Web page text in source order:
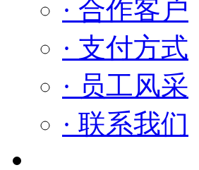
· 合作客户
· 支付方式
· 员工风采
· 联系我们